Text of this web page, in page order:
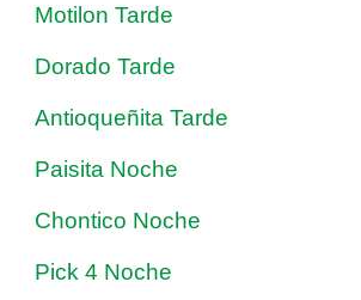
Motilon Tarde
Dorado Tarde
Antioqueñita Tarde
Paisita Noche
Chontico Noche
Pick 4 Noche